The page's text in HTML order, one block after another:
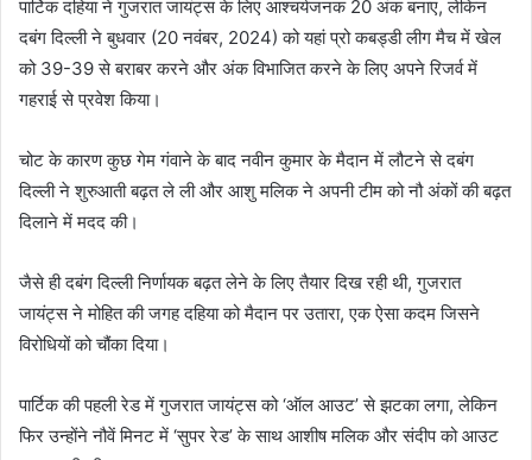
पार्टिक दहिया ने गुजरात जायंट्स के लिए आश्चर्यजनक 20 अंक बनाए, लेकिन
दबंग दिल्ली ने बुधवार (20 नवंबर, 2024) को यहां प्रो कबड्डी लीग मैच में खेल
को 39-39 से बराबर करने और अंक विभाजित करने के लिए अपने रिजर्व में
गहराई से प्रवेश किया।
चोट के कारण कुछ गेम गंवाने के बाद नवीन कुमार के मैदान में लौटने से दबंग
दिल्ली ने शुरुआती बढ़त ले ली और आशु मलिक ने अपनी टीम को नौ अंकों की बढ़त
दिलाने में मदद की।
जैसे ही दबंग दिल्ली निर्णायक बढ़त लेने के लिए तैयार दिख रही थी, गुजरात
जायंट्स ने मोहित की जगह दहिया को मैदान पर उतारा, एक ऐसा कदम जिसने
विरोधियों को चौंका दिया।
पार्टिक की पहली रेड में गुजरात जायंट्स को ‘ऑल आउट’ से झटका लगा, लेकिन
फिर उन्होंने नौवें मिनट में ‘सुपर रेड’ के साथ आशीष मलिक और संदीप को आउट